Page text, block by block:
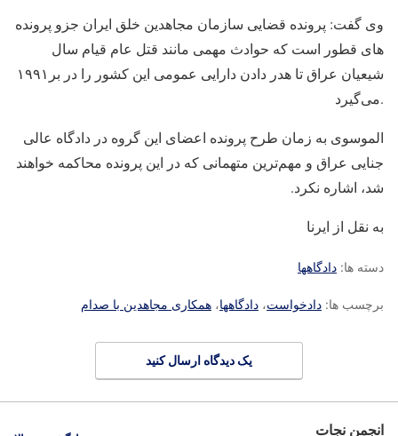
وی گفت: پرونده قضایی سازمان مجاهدین خلق ایران جزو پرونده
های قطور است که حوادث مهمی مانند قتل عام قیام سال
۱۹۹۱ شیعیان عراق تا هدر دادن دارایی عمومی این کشور را در بر
می‌گیرد.
الموسوی به زمان طرح پرونده اعضای این گروه در دادگاه عالی
جنایی عراق و مهم‌ترین متهمانی که در این پرونده محاکمه خواهند
شد، اشاره نکرد.
به نقل از ایرنا
دسته ها: دادگاهها
برچسب ها: دادخواست، دادگاهها، همکاری مجاهدین با صدام
یک دیدگاه ارسال کنید
انجمن نجات